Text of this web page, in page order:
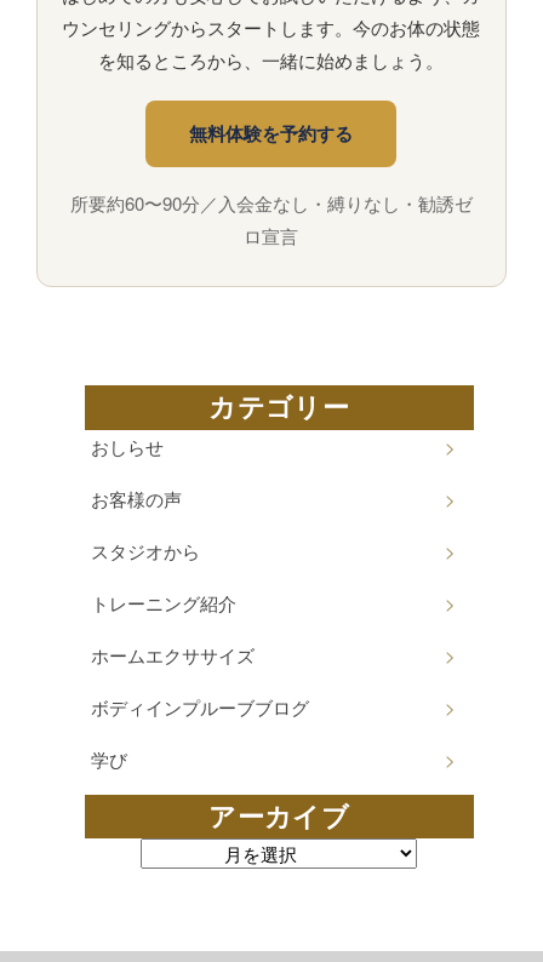
ウンセリングからスタートします。今のお体の状態
を知るところから、一緒に始めましょう。
無料体験を予約する
所要約60〜90分／入会金なし・縛りなし・勧誘ゼ
ロ宣言
カテゴリー
おしらせ
お客様の声
スタジオから
トレーニング紹介
ホームエクササイズ
ボディインプルーブブログ
学び
アーカイブ